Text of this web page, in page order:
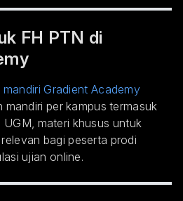
FH PTN di
Gradient Academy
per kampus termasuk
materi khusus untuk
bagi peserta prodi
ujian online.